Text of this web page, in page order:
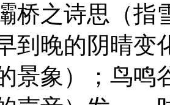
桥之诗思（指
到晚的阴晴变
景象）；鸟鸣